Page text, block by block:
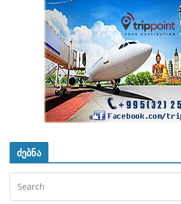
ძებნა